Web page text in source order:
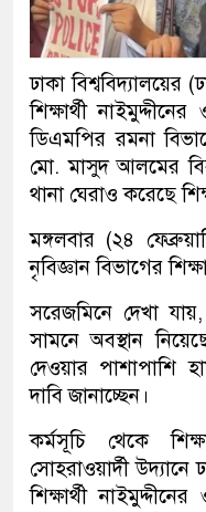
ঢাকা বিশ্ববিদ্যালয়ের
শিক্ষার্থী
ডিএমপির রমনা
মো. মাসুদ আলমের
থানা ঘেরাও করেছে
মঙ্গলবার (২৪
নৃবিজ্ঞান বিভাগের
সরেজমিনে দেখা যায়,
সামনে অবস্থান
দেওয়ার পাশাপাশি
দাবি জানাচ্ছেন।
কর্মসূচি থেকে
সোহরাওয়ার্দী উদ্যানে
শিক্ষার্থী